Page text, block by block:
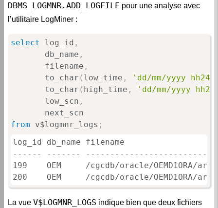
DBMS_LOGMNR.ADD_LOGFILE pour une analyse avec
l’utilitaire LogMiner :
select log_id ,
       db_name
,
       filename
,
       to_char
( low_time ,
'dd/mm/yyyy
       to_char
( high_time ,
'dd/mm/yyyy
       low_scn
,
from v$logmnr_logs ;
log_id db_name filename
------ -------
199    OEM     /cgcdb/oracle/OEMD1ORA/
200    OEM     /cgcdb/oracle/OEMD1ORA/
La vue V$LOGMNR_LOGS indique bien que deux fichiers